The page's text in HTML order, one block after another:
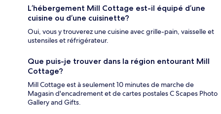
L’hébergement Mill Cottage est-il équipé d’une
cuisine ou d’une cuisinette?
Oui, vous y trouverez une cuisine avec grille-pain, vaisselle et
ustensiles et réfrigérateur.
Que puis-je trouver dans la région entourant Mill
Cottage?
Mill Cottage est à seulement 10 minutes de marche de
Magasin d'encadrement et de cartes postales C Scapes Photo
Gallery and Gifts.